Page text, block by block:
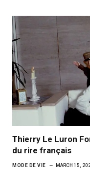
Thierry Le Luron
du rire français
MODE DE VIE MARCH 15,